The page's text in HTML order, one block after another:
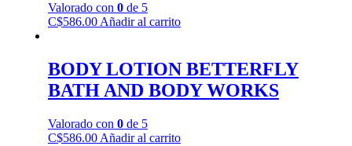
Valorado con 0de 5
C$586.00 Añadir al carrito
BODY LOTION BETTERFLY
BATH AND BODY WORKS
Valorado con 0de 5
C$586.00 Añadir al carrito